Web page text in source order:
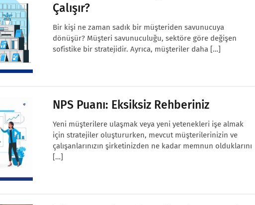
Çalışır?
Bir kişi ne zaman sadık bir müşteriden savunucuya
dönüşür? Müşteri savunuculuğu, sektöre göre değişen
sofistike bir stratejidir. Ayrıca, müşteriler daha […]
NPS Puanı: Eksiksiz Rehberiniz
Yeni müşterilere ulaşmak veya yeni yetenekleri işe almak
için stratejiler oluştururken, mevcut müşterilerinizin ve
çalışanlarınızın şirketinizden ne kadar memnun olduklarını
[…]